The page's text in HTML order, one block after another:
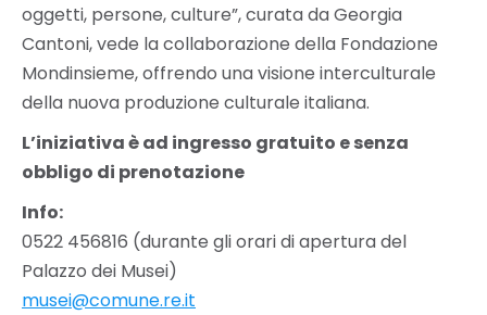
oggetti, persone, culture”, curata da Georgia
Cantoni, vede la collaborazione della Fondazione
Mondinsieme, offrendo una visione interculturale
della nuova produzione culturale italiana.
L’iniziativa è ad ingresso gratuito e senza
obbligo di prenotazione
Info:
0522 456816 (durante gli orari di apertura del
Palazzo dei Musei)
musei@comune.re.it